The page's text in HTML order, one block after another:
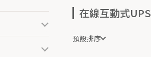
在線互動式UPS
預設排序